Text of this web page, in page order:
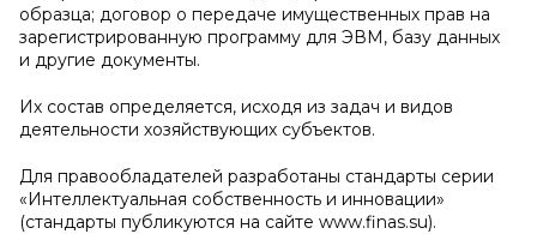
образца; договор о передаче имущественных прав на
зарегистрированную программу для ЭВМ, базу данных
и другие документы.
Их состав определяется, исходя из задач и видов
деятельности хозяйствующих субъектов.
Для правообладателей разработаны стандарты серии
«Интеллектуальная собственность и инновации»
(стандарты публикуются на сайте www.finas.su).